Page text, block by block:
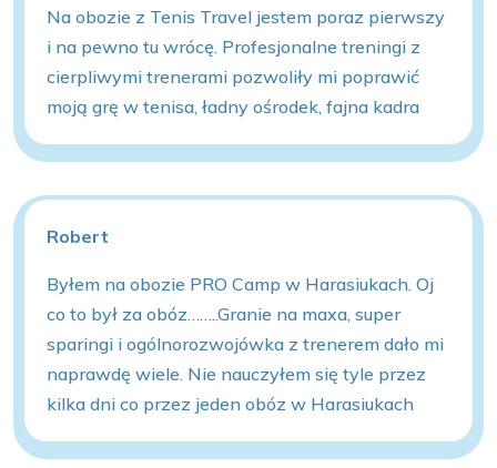
Na obozie z Tenis Travel jestem poraz pierwszy
i na pewno tu wrócę. Profesjonalne treningi z
cierpliwymi trenerami pozwoliły mi poprawić
moją grę w tenisa, ładny ośrodek, fajna kadra
Robert
Byłem na obozie PRO Camp w Harasiukach. Oj
co to był za obóz……..Granie na maxa, super
sparingi i ogólnorozwojówka z trenerem dało mi
naprawdę wiele. Nie nauczyłem się tyle przez
kilka dni co przez jeden obóz w Harasiukach